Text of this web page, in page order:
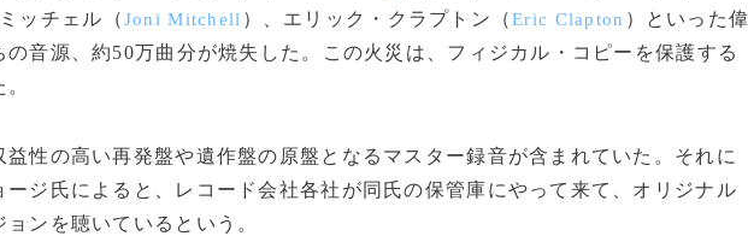
ッチェル（Joni Mitchell ）、エリック・クラプトン（Eric Clapton ）といった
音源、約50万曲分が焼失した。この火災は、フィジカル・コピーを保護する
性の高い再発盤や遺作盤の原盤となるマスター録音が含まれていた。それに
ジ氏によると、レコード会社各社が同氏の保管庫にやって来て、オリジナル
ンを聴いているという。